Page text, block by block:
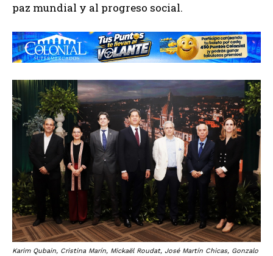
paz mundial y al progreso social.
Karim Qubain, Cristina Marín, Mickaël Roudat, José Martín Chicas, Gonzalo